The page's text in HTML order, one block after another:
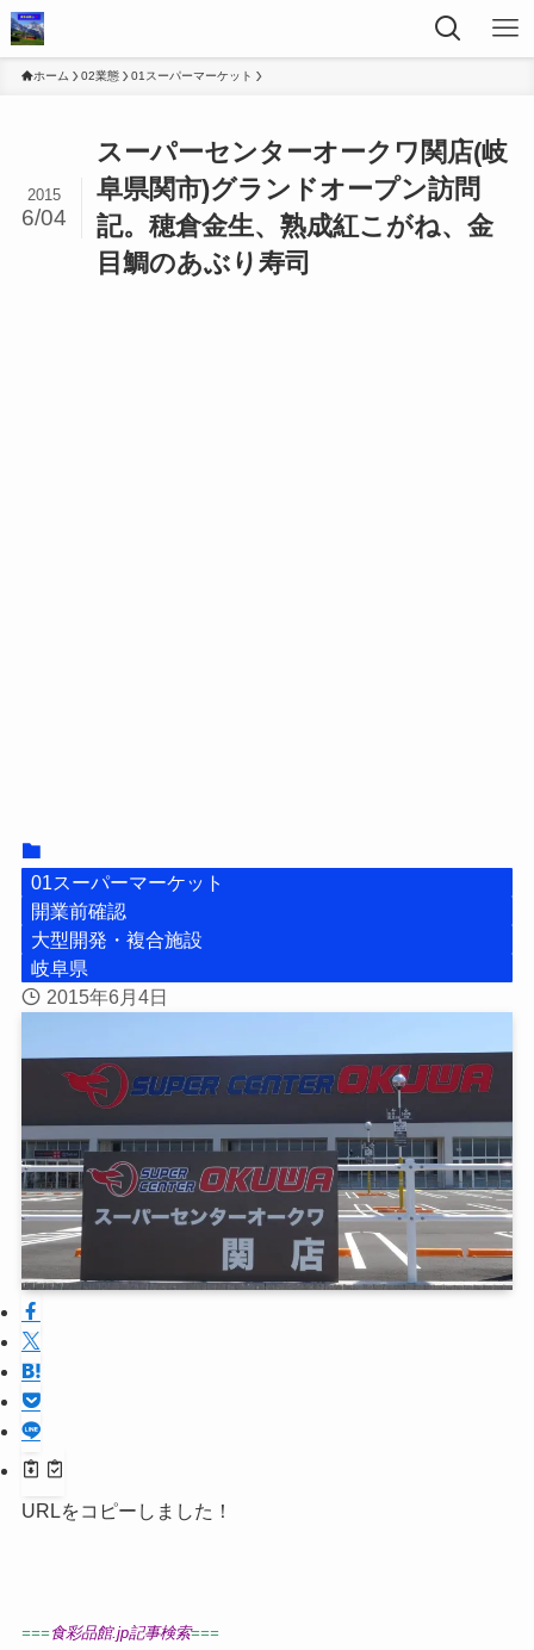
ホーム 02業態 01スーパーマーケット
スーパーセンターオークワ関店(岐
阜県関市)グランドオープン訪問
記。穂倉金生、熟成紅こがね、金
目鯛のあぶり寿司
2015
6/04
01スーパーマーケット
開業前確認
大型開発・複合施設
岐阜県
2015年6月4日
URLをコピーしました！
===食彩品館.jp記事検索===